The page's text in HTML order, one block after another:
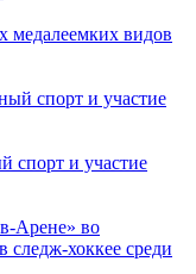
видов
спорт и участие